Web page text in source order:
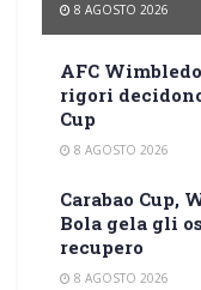
8 AGOSTO 2026
AFC
rigori
Cup
8 AGOSTO 2026
Carabao Cup,
Bola gela gli
recupero
8 AGOSTO 2026